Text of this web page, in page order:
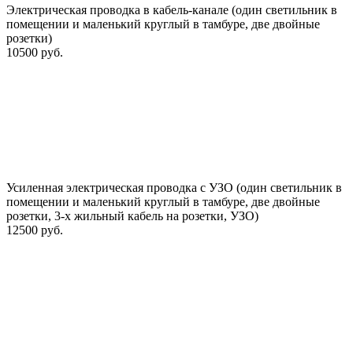
Электрическая проводка в кабель-канале (один светильник в
помещении и маленький круглый в тамбуре, две двойные
розетки)
10500 руб.
Усиленная электрическая проводка с УЗО (один светильник в
помещении и маленький круглый в тамбуре, две двойные
розетки, 3-х жильный кабель на розетки, УЗО)
12500 руб.